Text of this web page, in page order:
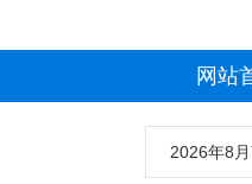
网站
2026年8